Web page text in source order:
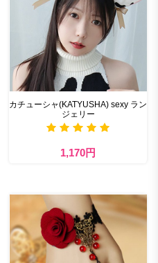
カチューシャ(KATYUSHA) sexy ラン
ジェリー
1,170円